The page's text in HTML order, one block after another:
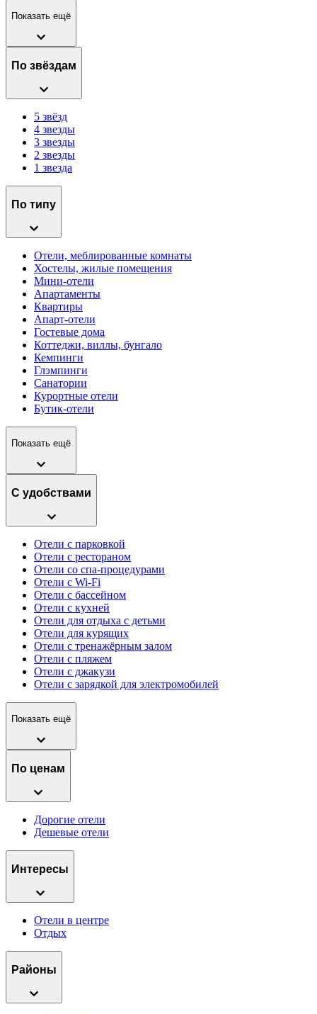
Показать ещё
По звёздам
5 звёзд
4 звезды
3 звезды
2 звезды
1 звезда
По типу
Отели, меблированные комнаты
Хостелы, жилые помещения
Мини-отели
Апартаменты
Квартиры
Апарт-отели
Гостевые дома
Коттеджи, виллы, бунгало
Кемпинги
Глэмпинги
Санатории
Курортные отели
Бутик-отели
Показать ещё
С удобствами
Отели с парковкой
Отели с рестораном
Отели со спа-процедурами
Отели с Wi-Fi
Отели с бассейном
Отели с кухней
Отели для отдыха с детьми
Отели для курящих
Отели с тренажёрным залом
Отели с пляжем
Отели с джакузи
Отели с зарядкой для электромобилей
Показать ещё
По ценам
Дорогие отели
Дешевые отели
Интересы
Отели в центре
Отдых
Районы